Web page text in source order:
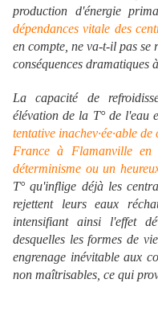
production d'énergie
dépendances vitale des
en compte, ne va-t-il pas se
conséquences dramatiques
La capacité de
élévation de la T° de l'eau
tentative inachev·ée·able
France à Flamanville
déterminisme ou un
T° qu'inflige déjà les
rejettent leurs eaux
intensifiant ainsi l'effet
desquelles les formes de
engrenage inévitable aux
non maîtrisables, ce qui